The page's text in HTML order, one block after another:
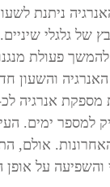
ניתנת
של גלגלי
פעולת
והשעון
למספר ימים.
אולם,
על אופן